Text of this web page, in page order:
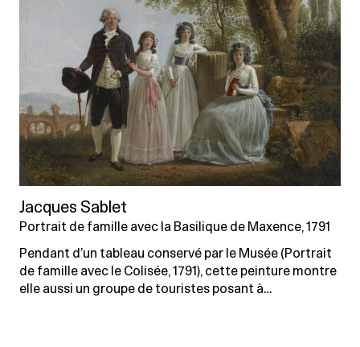
Jacques Sablet
Portrait de famille avec la Basilique de Maxence, 1791
Pendant d’un tableau conservé par le Musée (Portrait
de famille avec le Colisée, 1791), cette peinture montre
elle aussi un groupe de touristes posant à…